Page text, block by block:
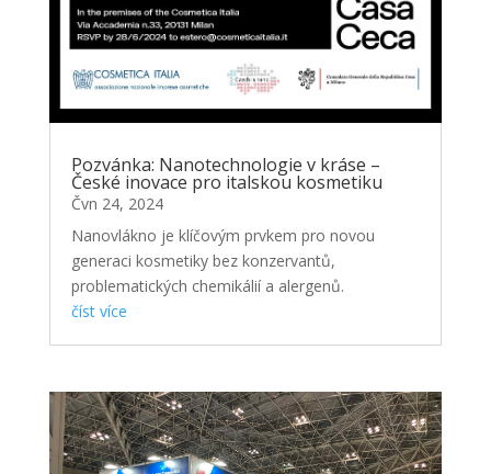
Pozvánka: Nanotechnologie v kráse –
České inovace pro italskou kosmetiku
Čvn 24, 2024
Nanovlákno je klíčovým prvkem pro novou
generaci kosmetiky bez konzervantů,
problematických chemikálií a alergenů.
číst více